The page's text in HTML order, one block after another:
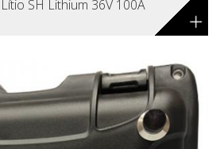
SH Lithium 36V 100A +